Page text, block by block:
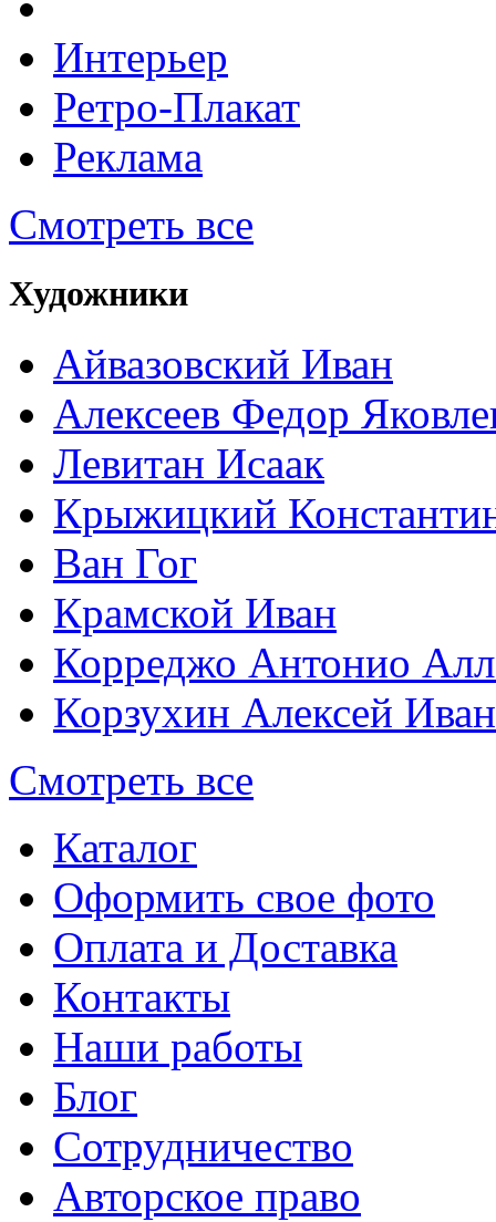
Интерьер
Ретро-Плакат
Реклама
Смотреть все
Художники
Айвазовский Иван
Алексеев Федор
Левитан Исаак
Крыжицкий
Ван Гог
Крамской Иван
Корреджо Антонио
Корзухин Алексей
Смотреть все
Каталог
Оформить свое фото
Оплата и Доставка
Контакты
Наши работы
Блог
Сотрудничество
Авторское право